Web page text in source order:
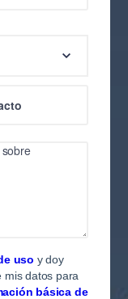
uso y doy
mis datos para
básica de